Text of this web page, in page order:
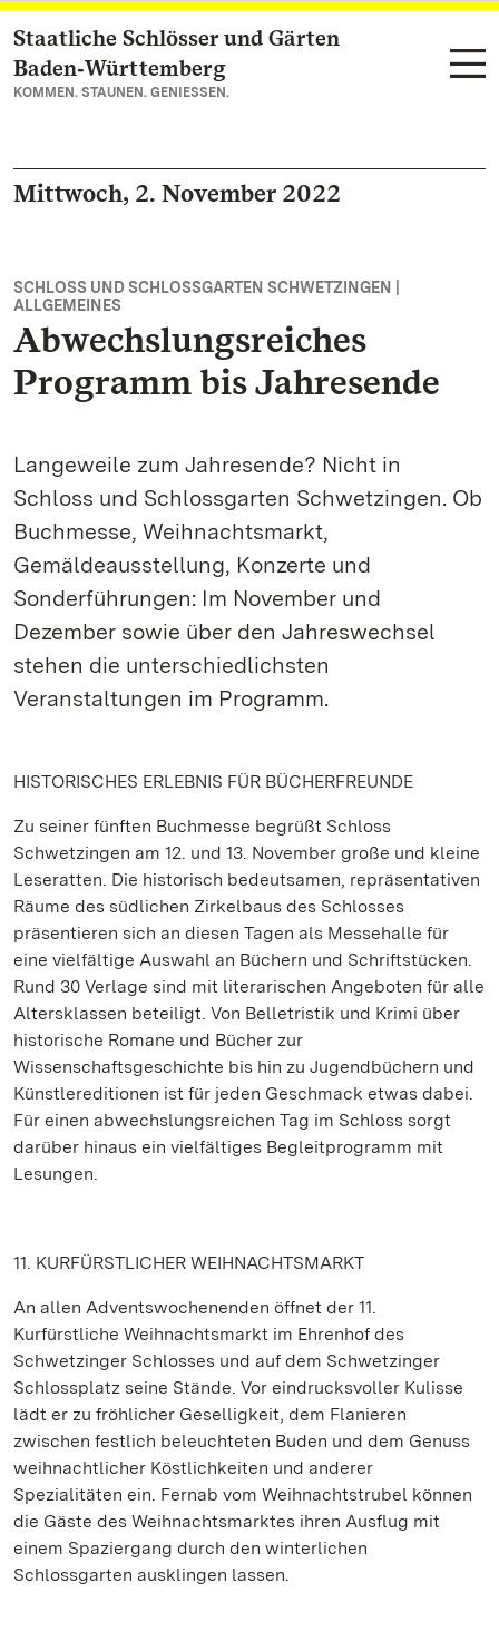
Zum Hauptinhalt springen
Staatliche Schlösser und Gärten
Baden‑Württemberg
KOMMEN. STAUNEN. GENIESSEN.
Mittwoch, 2. November 2022
SCHLOSS UND SCHLOSSGARTEN SCHWETZINGEN |
ALLGEMEINES
Abwechslungsreiches
Programm bis Jahresende
Langeweile zum Jahresende? Nicht in
Schloss und Schlossgarten Schwetzingen. Ob
Buchmesse, Weihnachtsmarkt,
Gemäldeausstellung, Konzerte und
Sonderführungen: Im November und
Dezember sowie über den Jahreswechsel
stehen die unterschiedlichsten
Veranstaltungen im Programm.
HISTORISCHES ERLEBNIS FÜR BÜCHERFREUNDE
Zu seiner fünften Buchmesse begrüßt Schloss
Schwetzingen am 12. und 13. November große und kleine
Leseratten. Die historisch bedeutsamen, repräsentativen
Räume des südlichen Zirkelbaus des Schlosses
präsentieren sich an diesen Tagen als Messehalle für
eine vielfältige Auswahl an Büchern und Schriftstücken.
Rund 30 Verlage sind mit literarischen Angeboten für alle
Altersklassen beteiligt. Von Belletristik und Krimi über
historische Romane und Bücher zur
Wissenschaftsgeschichte bis hin zu Jugendbüchern und
Künstlereditionen ist für jeden Geschmack etwas dabei.
Für einen abwechslungsreichen Tag im Schloss sorgt
darüber hinaus ein vielfältiges Begleitprogramm mit
Lesungen.
11. KURFÜRSTLICHER WEIHNACHTSMARKT
An allen Adventswochenenden öffnet der 11.
Kurfürstliche Weihnachtsmarkt im Ehrenhof des
Schwetzinger Schlosses und auf dem Schwetzinger
Schlossplatz seine Stände. Vor eindrucksvoller Kulisse
lädt er zu fröhlicher Geselligkeit, dem Flanieren
zwischen festlich beleuchteten Buden und dem Genuss
weihnachtlicher Köstlichkeiten und anderer
Spezialitäten ein. Fernab vom Weihnachtstrubel können
die Gäste des Weihnachtsmarktes ihren Ausflug mit
einem Spaziergang durch den winterlichen
Schlossgarten ausklingen lassen.